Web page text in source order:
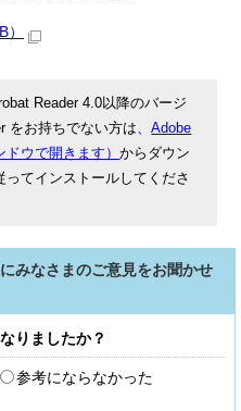
Reader 4.0以降のバージ
をお持ちでない方は、Adobe
ドウで開きます）からダウン
てインストールしてくださ
みなさまのご意見をお聞かせ
りましたか？
参考にならなかった